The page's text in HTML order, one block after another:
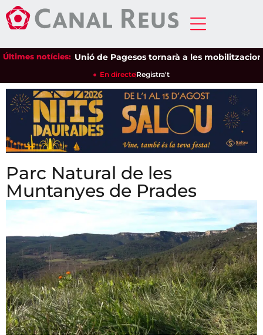
Últimes notícies:Unió de Pagesos tornarà a les mobilitzacions
En directeRegistra't
Parc Natural de les
Muntanyes de Prades